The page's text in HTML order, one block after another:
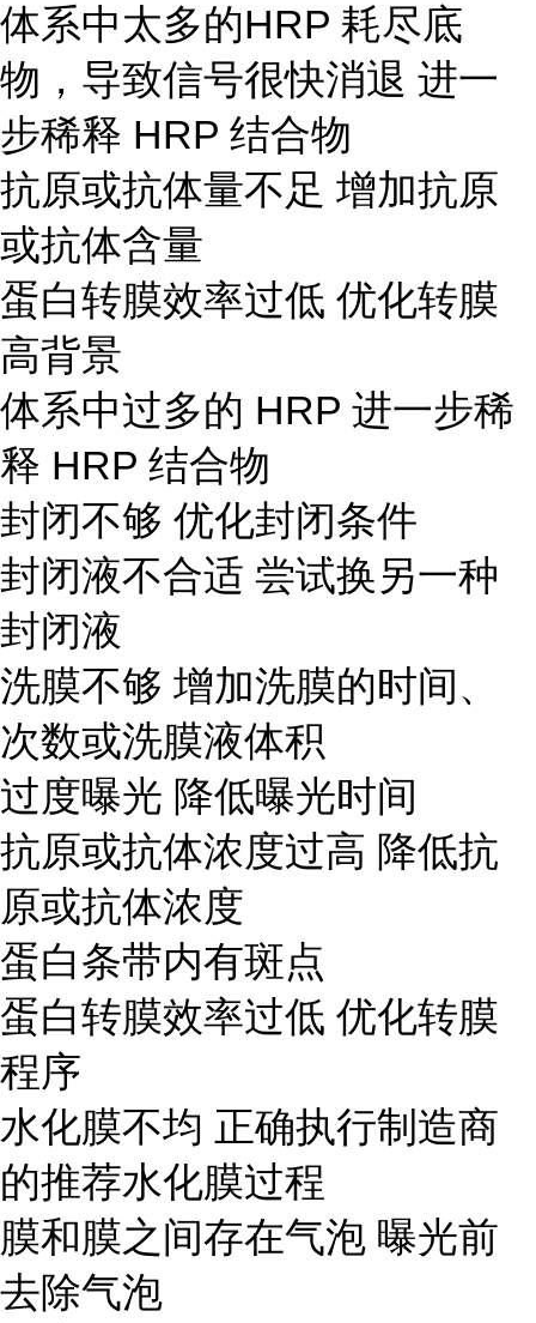
体系中太多的HRP 耗尽底
物，导致信号很快消退 进一
步稀释 HRP 结合物
抗原或抗体量不足 增加抗原
或抗体含量
蛋白转膜效率过低 优化转膜
高背景
体系中过多的 HRP 进一步稀
释 HRP 结合物
封闭不够 优化封闭条件
封闭液不合适 尝试换另一种
封闭液
洗膜不够 增加洗膜的时间、
次数或洗膜液体积
过度曝光 降低曝光时间
抗原或抗体浓度过高 降低抗
原或抗体浓度
蛋白条带内有斑点
蛋白转膜效率过低 优化转膜
程序
水化膜不均 正确执行制造商
的推荐水化膜过程
膜和膜之间存在气泡 曝光前
去除气泡